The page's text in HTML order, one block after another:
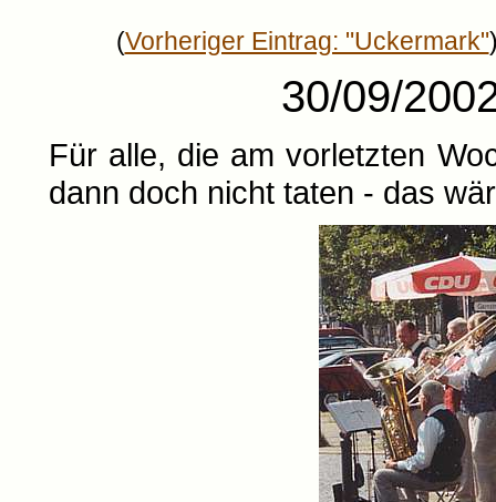
(Vorheriger Eintrag: "Uckermark"
30/09/
Für alle, die am vorletzten
dann doch nicht taten - das